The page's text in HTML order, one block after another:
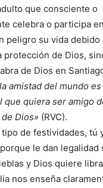
que consciente o
celebra o participa
peligro su vida debido
protección de Dios,
de Dios en
amistad del mundo
que quiera ser amigo
Dios» (RVC).
de festividades, tú
le dan legalidad
y Dios quiere
nos enseña